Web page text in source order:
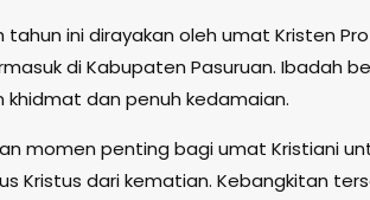
tahun ini dirayakan oleh umat Kristen
di Kabupaten Pasuruan. Ibadah
dan penuh kedamaian.
momen penting bagi umat Kristiani
Kristus dari kematian. Kebangkitan